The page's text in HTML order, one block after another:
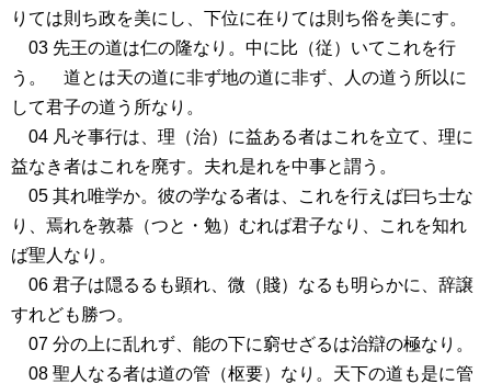
りては則ち政を美にし、下位に在りては則ち俗を美にす。
03 先王の道は仁の隆なり。中に比（従）いてこれを行
う。 道とは天の道に非ず地の道に非ず、人の道う所以に
して君子の道う所なり。
04 凡そ事行は、理（治）に益ある者はこれを立て、理に
益なき者はこれを廃す。夫れ是れを中事と謂う。
05 其れ唯学か。彼の学なる者は、これを行えば曰ち士な
り、焉れを敦慕（つと・勉）むれば君子なり、これを知れ
ば聖人なり。
06 君子は隠るるも顕れ、微（賤）なるも明らかに、辞譲
すれども勝つ。
07 分の上に乱れず、能の下に窮せざるは治辯の極なり。
08 聖人なる者は道の管（枢要）なり。天下の道も是に管